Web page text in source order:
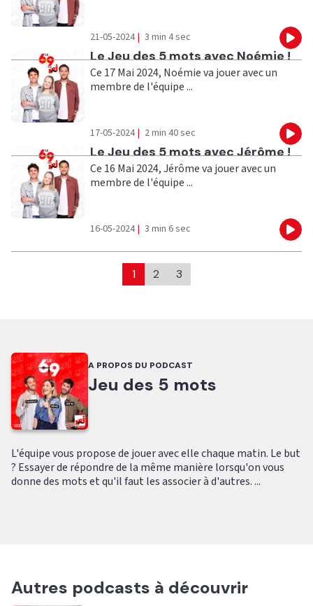
21-05-2024 | 3 min 4 sec
Ecouter
Le Jeu des 5 mots avec Noémie !
Ce 17 Mai 2024, Noémie va jouer avec un
membre de l'équipe ...
17-05-2024 | 2 min 40 sec
Ecouter
Le Jeu des 5 mots avec Jérôme !
Ce 16 Mai 2024, Jérôme va jouer avec un
membre de l'équipe ...
16-05-2024 | 3 min 6 sec
1 2 3
A PROPOS DU PODCAST
Jeu des 5 mots
L'équipe vous propose de jouer avec elle chaque matin. Le but
? Essayer de répondre de la même manière lorsqu'on vous
donne des mots et qu'il faut les associer à d'autres. ...
Autres podcasts à découvrir